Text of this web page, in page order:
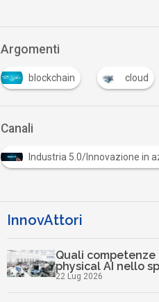
Argomenti
blockchain cloud
Canali
Industria 5.0/Innovazione in
InnovAttori
Quali
physical AI nello
22 Lug 2026